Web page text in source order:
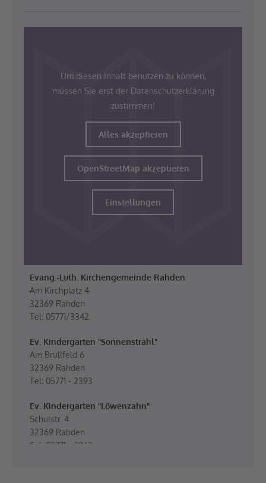
Um diesen Inhalt benutzen zu können,
müssen Sie erst der Datenschutzerklärung
zustimmen!
Alles akzeptieren
OpenStreetMap akzeptieren
Einstellungen
Evang.-Luth. Kirchengemeinde Rahden
Am Kirchplatz 4
32369 Rahden
Tel: 05771/3342
Ev. Kindergarten "Sonnenstrahl"
Am Brullfeld 6
32369 Rahden
Tel: 05771 - 2393
Ev. Kindergarten "Löwenzahn"
Schulstr. 4
32369 Rahden
Tel: 05771 - 3063